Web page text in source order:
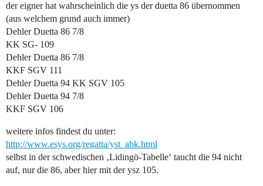
der eigner hat wahrscheinlich die ys der duetta 86 übernommen
(aus welchem grund auch immer)
Dehler Duetta 86 7/8
KK SG- 109
Dehler Duetta 86 7/8
KKF SGV 111
Dehler Duetta 94 KK SGV 105
Dehler Duetta 94 7/8
KKF SGV 106
weitere infos findest du unter:
http://www.esys.org/regatta/yst_abk.html
selbst in der schwedischen ‚Lidingö-Tabelle‘ taucht die 94 nicht
auf, nur die 86, aber hier mit der ysz 105.